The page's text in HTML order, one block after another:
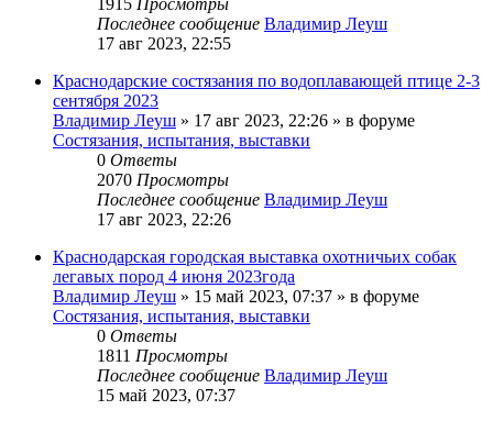
Последнее сообщение Владимир Леуш
17 авг 2023, 22:55
Краснодарские состязания по водоплавающей птице 2-3
сентября 2023
Владимир Леуш » 17 авг 2023, 22:26 » в форуме
Состязания, испытания, выставки
0 Ответы
2070 Просмотры
Последнее сообщение Владимир Леуш
17 авг 2023, 22:26
Краснодарская городская выставка охотничьих собак
легавых пород 4 июня 2023года
Владимир Леуш » 15 май 2023, 07:37 » в форуме
Состязания, испытания, выставки
0 Ответы
1811 Просмотры
Последнее сообщение Владимир Леуш
15 май 2023, 07:37